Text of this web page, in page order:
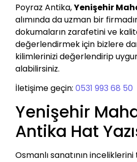
Poyraz Antika,Yenişehir
alımında da uzman bir
dokumaların zarafetini ve
değerlendirmek için bizlere
kilimlerinizi değerlendirip
alabilirsiniz.
İletişime geçin: 0531 993 68 50
Yenişehir
Antika Hat
Osmanlı sanatının inceliklerini